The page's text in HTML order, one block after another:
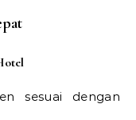
sesuai dengan